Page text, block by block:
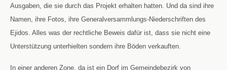
Ausgaben, die sie durch das Projekt erhalten hatten. Und da sind ihre
Namen, ihre Fotos, ihre Generalversammlungs-Niederschriften des
Ejidos. Alles was der rechtliche Beweis dafür ist, dass sie nicht eine
Unterstützung unterhielten sondern ihre Böden verkauften.
In einer anderen Zone, da ist ein Dorf im Gemeindebezirk von